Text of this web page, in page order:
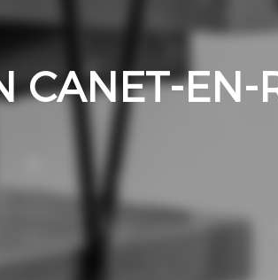
CANET-EN-